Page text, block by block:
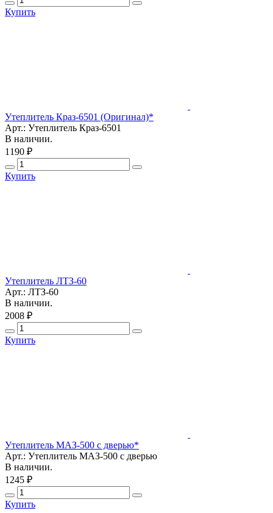
Купить
Утеплитель Краз-6501 (Оригинал)*
Арт.: Утеплитель Краз-6501
В наличии.
1190 ₽
Купить
Утеплитель ЛТЗ-60
Арт.: ЛТЗ-60
В наличии.
2008 ₽
Купить
Утеплитель МАЗ-500 с дверью*
Арт.: Утеплитель МАЗ-500 с дверью
В наличии.
1245 ₽
Купить